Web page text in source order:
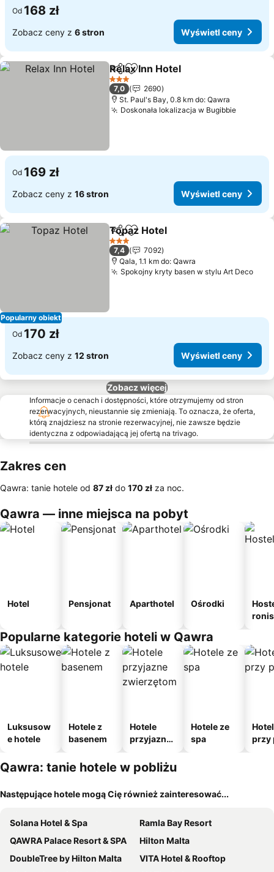
Od 168 zł
Zobacz ceny z 6 stron Wyświetl ceny
UdostępnijDodaj do ulubionych
Relax Inn Hotel
3 Kategoria
7,0
2690
St. Paul's Bay, 0.8 km do: Qawra
Doskonała lokalizacja w Bugibbie
Od 169 zł
Zobacz ceny z 16 stron Wyświetl ceny
Popularny obiekt
Udostępnij
Dodaj do ulubionych
Topaz Hotel
3 Kategoria
7,4
7092
Qala, 1.1 km do: Qawra
Spokojny kryty basen w stylu Art Deco
Od 170 zł
Zobacz ceny z 12 stron Wyświetl ceny
Zobacz więcej
Informacje o cenach i dostępności, które otrzymujemy od stron
rezerwacyjnych, nieustannie się zmieniają. To oznacza, że oferta,
którą znajdziesz na stronie rezerwacyjnej, nie zawsze będzie
identyczna z odpowiadającą jej ofertą na trivago.
Zakres cen
Qawra: tanie hotele od ‎87 zł do ‎170 zł za noc.
Qawra — inne miejsca na pobyt
Hotel Pensjonat Aparthotel Ośrodki
Popularne kategorie hoteli w Qawra
Luksusow
e hotele
Hotele z
basenem
Hotele
przyjazne
m
Hotele ze
spa
przy
Qawra: tanie hotele w pobliżu
Następujące hotele mogą Cię również zainteresować...
Solana Hotel & Spa
Ramla Bay Resort
QAWRA Palace Resort & SPA
Hilton Malta
DoubleTree by Hilton Malta
VITA Hotel & Rooftop